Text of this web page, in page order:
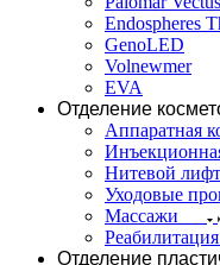
Endospheres
GenoLED
Volnewmer
EVA
Отделение
Аппаратная
Нитевой
Уходовые
Массажи
Отделение